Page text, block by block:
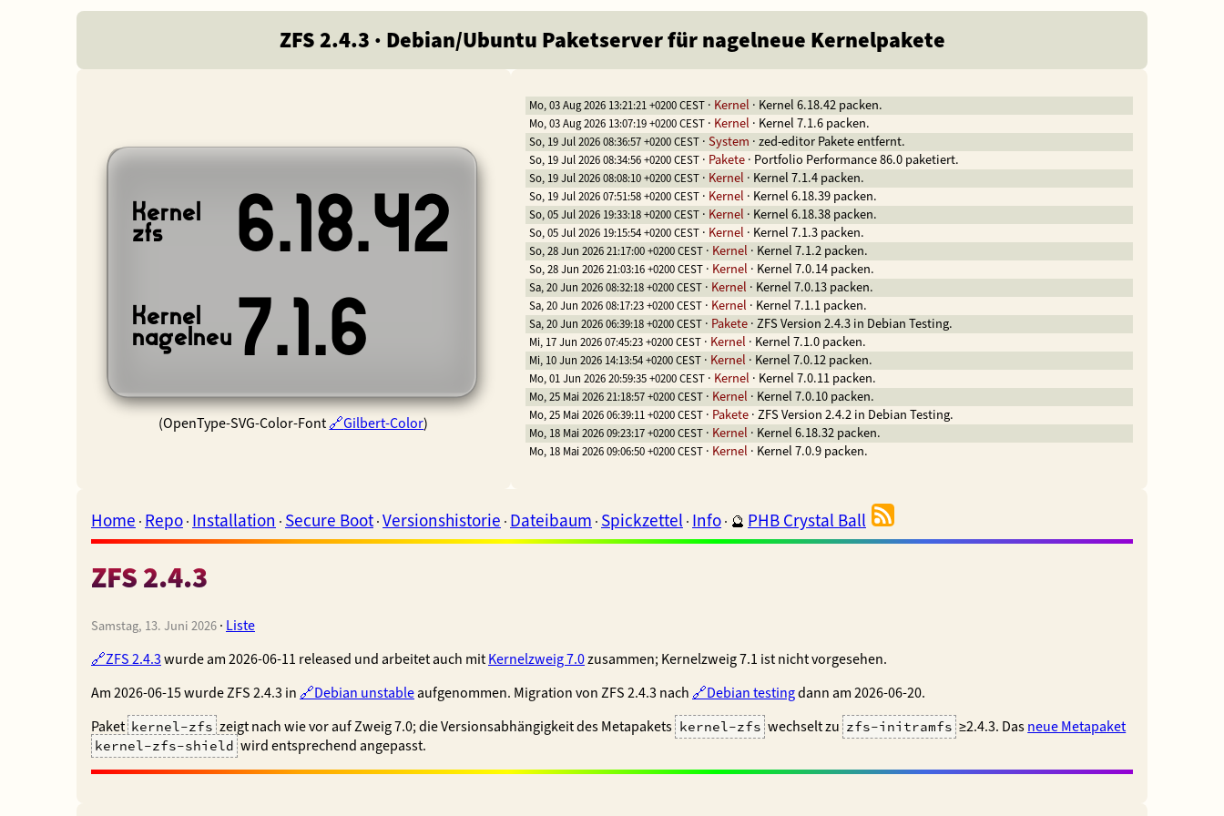
ZFS 2.4.3 · Debian/Ubuntu Paketserver für nagelneue Kernelpakete
Kernel
zfs
Kernel
nagelneu
6.18.42
7.1.6
(OpenType-SVG-Color-Font Gilbert-Color)
Mo, 03 Aug 2026 13:21:21 +0200 CEST · Kernel · Kernel 6.18.42 packen.
Mo, 03 Aug 2026 13:07:19 +0200 CEST · Kernel · Kernel 7.1.6 packen.
So, 19 Jul 2026 08:36:57 +0200 CEST · System · zed-editor Pakete entfernt.
So, 19 Jul 2026 08:34:56 +0200 CEST · Pakete · Portfolio Performance 86.0 paketiert.
So, 19 Jul 2026 08:08:10 +0200 CEST · Kernel · Kernel 7.1.4 packen.
So, 19 Jul 2026 07:51:58 +0200 CEST · Kernel · Kernel 6.18.39 packen.
So, 05 Jul 2026 19:33:18 +0200 CEST · Kernel · Kernel 6.18.38 packen.
So, 05 Jul 2026 19:15:54 +0200 CEST · Kernel · Kernel 7.1.3 packen.
So, 28 Jun 2026 21:17:00 +0200 CEST · Kernel · Kernel 7.1.2 packen.
So, 28 Jun 2026 21:03:16 +0200 CEST · Kernel · Kernel 7.0.14 packen.
Sa, 20 Jun 2026 08:32:18 +0200 CEST · Kernel · Kernel 7.0.13 packen.
Sa, 20 Jun 2026 08:17:23 +0200 CEST · Kernel · Kernel 7.1.1 packen.
Sa, 20 Jun 2026 06:39:18 +0200 CEST · Pakete · ZFS Version 2.4.3 in Debian Testing.
Mi, 17 Jun 2026 07:45:23 +0200 CEST · Kernel · Kernel 7.1.0 packen.
Mi, 10 Jun 2026 14:13:54 +0200 CEST · Kernel · Kernel 7.0.12 packen.
Mo, 01 Jun 2026 20:59:35 +0200 CEST · Kernel · Kernel 7.0.11 packen.
Mo, 25 Mai 2026 21:18:57 +0200 CEST · Kernel · Kernel 7.0.10 packen.
Mo, 25 Mai 2026 06:39:11 +0200 CEST · Pakete · ZFS Version 2.4.2 in Debian Testing.
Mo, 18 Mai 2026 09:23:17 +0200 CEST · Kernel · Kernel 6.18.32 packen.
Mo, 18 Mai 2026 09:06:50 +0200 CEST · Kernel · Kernel 7.0.9 packen.
Home · Repo· Installation · Secure Boot·Versionshistorie · Dateibaum · Spickzettel · Info· 🔮 PHB Crystal Ball
ZFS 2.4.3
Samstag, 13. Juni 2026 · Liste
ZFS 2.4.3wurde am 2026-06-11 released und arbeitet auch mitKernelzweig 7.0zusammen; Kernelzweig 7.1 ist nicht vorgesehen.
Am 2026-06-15 wurde ZFS 2.4.3 in
Debian unstableaufgenommen. Migration von ZFS 2.4.3 nach Debian testingdann am 2026-06-20.
Paket kernel-zfs zeigt nach wie vor auf Zweig 7.0; die Versionsabhängigkeit des Metapakets kernel-zfs wechselt zu zfs-initramfs ≥2.4.3. Dasneue Metapaket
kernel-zfs-shield wird entsprechend angepasst.